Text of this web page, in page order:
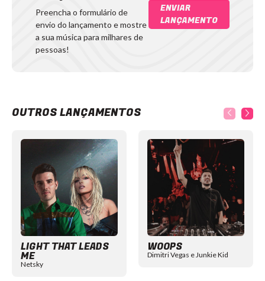
Preencha o formulário de
envio do lançamento e mostre
a sua música para milhares de
pessoas!
ENVIAR
LANÇAMENTO
OUTROS LANÇAMENTOS
LIGHT THAT LEADS
ME
Netsky
WOOPS
Dimitri Vegas e Junkie Kid